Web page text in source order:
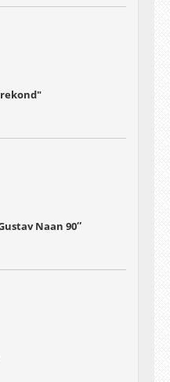
Naan 90″